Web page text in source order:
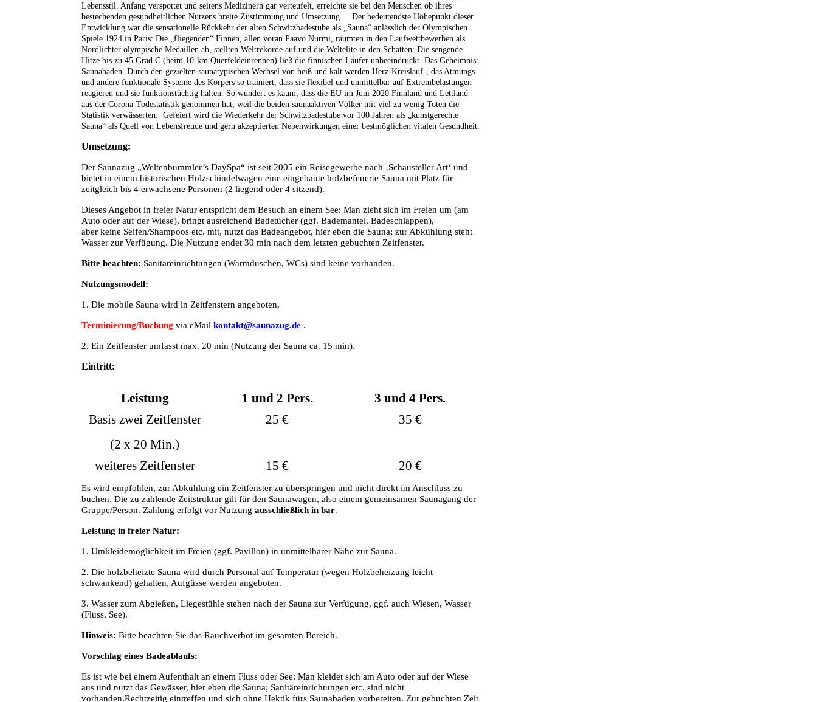
Lebensstil. Anfang verspottet und seitens Medizinern gar verteufelt, erreichte sie bei den Menschen ob ihres
bestechenden gesundheitlichen Nutzens breite Zustimmung und Umsetzung. Der bedeutendste Höhepunkt dieser
Entwicklung war die sensationelle Rückkehr der alten Schwitzbadestube als „Sauna“ anlässlich der Olympischen
Spiele 1924 in Paris: Die „fliegenden“ Finnen, allen voran Paavo Nurmi, räumten in den Laufwettbewerben als
Nordlichter olympische Medaillen ab, stellten Weltrekorde auf und die Weltelite in den Schatten: Die sengende
Hitze bis zu 45 Grad C (beim 10-km Querfeldeinrennen) ließ die finnischen Läufer unbeeindruckt. Das Geheimnis:
Saunabaden. Durch den gezielten saunatypischen Wechsel von heiß und kalt werden Herz-Kreislauf-, das Atmungs-
und andere funktionale Systeme des Körpers so trainiert, dass sie flexibel und unmittelbar auf Extrembelastungen
reagieren und sie funktionstüchtig halten. So wundert es kaum, dass die EU im Juni 2020 Finnland und Lettland
aus der Corona-Todestatistik genommen hat, weil die beiden saunaaktiven Völker mit viel zu wenig Toten die
Statistik verwässerten. Gefeiert wird die Wiederkehr der Schwitzbadestube vor 100 Jahren als „kunstgerechte
Sauna“ als Quell von Lebensfreude und gern akzeptierten Nebenwirkungen einer bestmöglichen vitalen Gesundheit.
Umsetzung:
Der Saunazug „Weltenbummler’s DaySpa“ ist seit 2005 ein Reisegewerbe nach ‚Schausteller Art‘ und
bietet in einem historischen Holzschindelwagen eine eingebaute holzbefeuerte Sauna mit Platz für
zeitgleich bis 4 erwachsene Personen (2 liegend oder 4 sitzend).
Dieses Angebot in freier Natur entspricht dem Besuch an einem See: Man zieht sich im Freien um (am
Auto oder auf der Wiese), bringt ausreichend Badetücher (ggf. Bademantel, Badeschlappen),
aberkeine Seifen/Shampoos etc. mit, nutzt das Badeangebot, hier eben die Sauna; zur Abkühlung steht
Wasser zur Verfügung. Die Nutzung endet 30 min nach dem letzten gebuchten Zeitfenster.
Bitte beachten: Sanitäreinrichtungen (Warmduschen, WCs) sind keine vorhanden.
Nutzungsmodell:
1. Die mobile Sauna wird in Zeitfenstern angeboten,
Terminierung/Buchung via eMailkontakt@saunazug.de .
2. Ein Zeitfenster umfasst max. 20 min (Nutzung der Sauna ca. 15 min).
Eintritt:
Leistung 1 und 2 Pers.
3 und 4 Pers.
Basis zwei Zeitfenster
(2 x 20 Min.)
25 € 35 €
weiteres Zeitfenster 15 € 20 €
Es wird empfohlen, zur Abkühlung ein Zeitfenster zu überspringen und nicht direkt im Anschluss zu
buchen. Die zu zahlende Zeitstruktur gilt für den Saunawagen, also einem gemeinsamen Saunagang der
Gruppe/Person. Zahlung erfolgt vor Nutzungausschließlich in bar.
Leistung in freier Natur:
1. Umkleidemöglichkeit im Freien (ggf. Pavillon) in unmittelbarer Nähe zur Sauna.
2. Die holzbeheizte Sauna wird durch Personal auf Temperatur (wegen Holzbeheizung leicht
schwankend) gehalten, Aufgüsse werden angeboten.
3. Wasser zum Abgießen, Liegestühle stehen nach der Sauna zur Verfügung, ggf. auch Wiesen, Wasser
(Fluss, See).
Hinweis:Bitte beachten Sie das Rauchverbot im gesamten Bereich.
Vorschlag eines Badeablaufs:
Es ist wie bei einem Aufenthalt an einem Fluss oder See: Man kleidet sich am Auto oder auf der Wiese
aus und nutzt das Gewässer, hier eben die Sauna; Sanitäreinrichtungen etc. sind nicht
vorhanden.Rechtzeitig eintreffen und sich ohne Hektik fürs Saunabaden vorbereiten. Zur gebuchten Zeit